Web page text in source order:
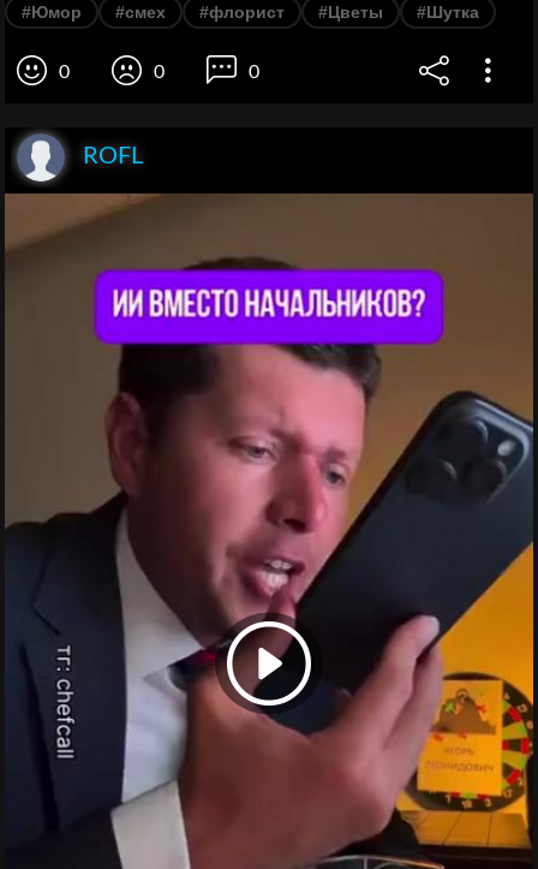
#Юмор #смех #флорист #Цветы #Шутка
0 0 0
ROFL